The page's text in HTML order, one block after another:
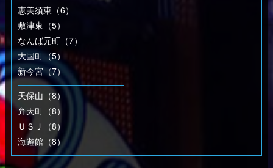
恵美須東（6）
敷津東（5）
なんば元町（7）
大国町（5）
新今宮（7）
天保山（8）
弁天町（8）
ＵＳＪ（8）
海遊館（8）